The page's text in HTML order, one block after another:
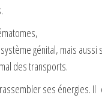
génital, mais
des transports.
ses